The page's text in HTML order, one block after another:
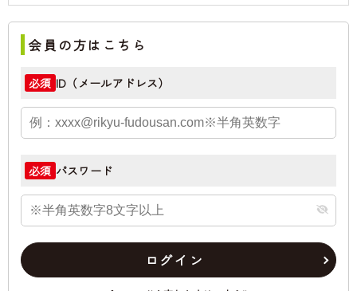
会員の方はこちら
必須 ID（メールアドレス）
必須 パスワード
ログイン